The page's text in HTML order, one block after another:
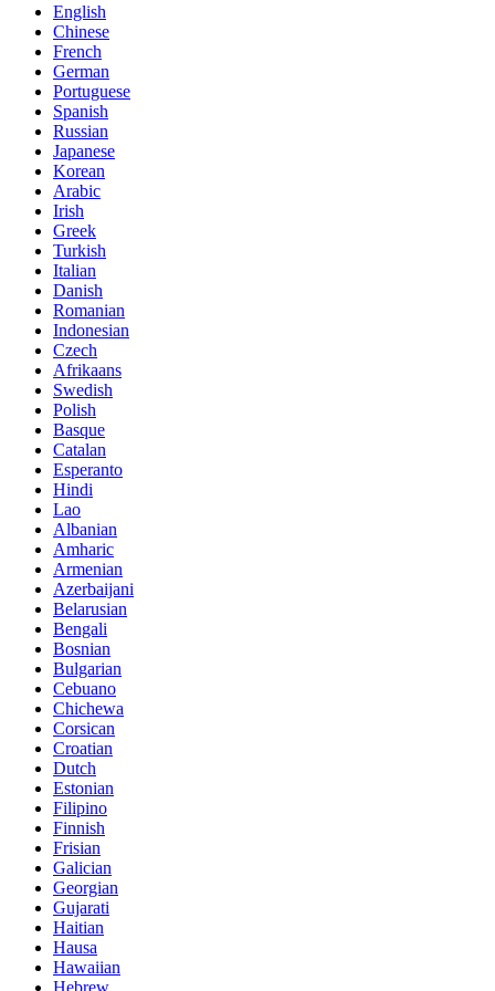
English
Chinese
French
German
Portuguese
Spanish
Russian
Japanese
Korean
Arabic
Irish
Greek
Turkish
Italian
Danish
Romanian
Indonesian
Czech
Afrikaans
Swedish
Polish
Basque
Catalan
Esperanto
Hindi
Lao
Albanian
Amharic
Armenian
Azerbaijani
Belarusian
Bengali
Bosnian
Bulgarian
Cebuano
Chichewa
Corsican
Croatian
Dutch
Estonian
Filipino
Finnish
Frisian
Galician
Georgian
Gujarati
Haitian
Hausa
Hawaiian
Hebrew